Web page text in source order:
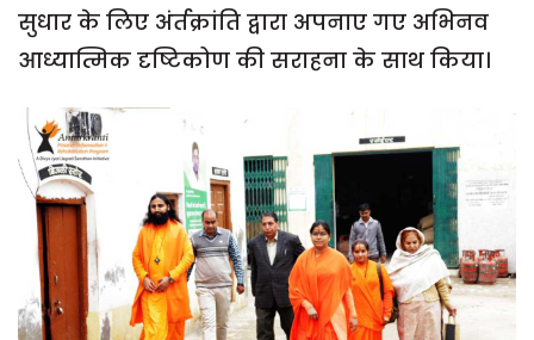
सुधार के लिए अंर्तक्रांति द्वारा अपनाए गए अभिनव
आध्यात्मिक दृष्टिकोण की सराहना के साथ किया।